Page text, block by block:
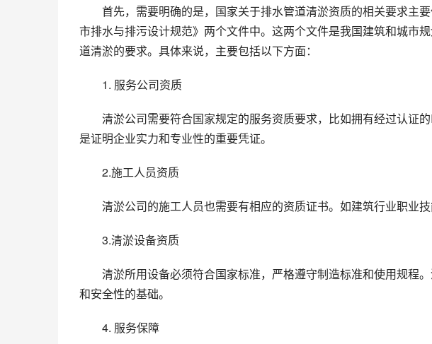
首先，需要明确的是，国家关于排水管道清淤资质的相关要求主
市排水与排污设计规范》两个文件中。这两个文件是我国建筑和城市
道清淤的要求。具体来说，主要包括以下方面：
1. 服务公司资质
清淤公司需要符合国家规定的服务资质要求，比如拥有经过认证
是证明企业实力和专业性的重要凭证。
2.施工人员资质
清淤公司的施工人员也需要有相应的资质证书。如建筑行业职业
3.清淤设备资质
清淤所用设备必须符合国家标准，严格遵守制造标准和使用规程
和安全性的基础。
4. 服务保障